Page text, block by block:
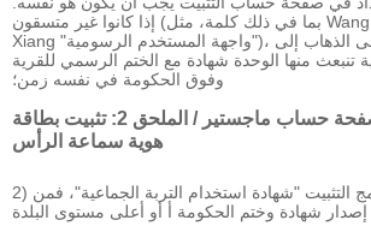
إذا كانوا غير متسقون (بما في ذلك كلمة، مثل Wang Xianggui و Wang
Xiang "واجهة المستخدم الرسومية")، فإنهم بحاجة إلى الذهاب إلى
تنبعث منها الوحدة شهادة مع الختم الرسمي للقرية
وفوق الحكومة في نفسه زمن؛
الملحق 1: تثبيت صفحة حساب ماجستير / الملحق 2: تثبيت بطاقة
هوية سماعة الرأس
2) إذا لم يكن لدى برنامج التثبيت "شهادة استخدام التربة الجماعية"، فمن